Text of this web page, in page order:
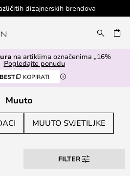
dizajnerskih brendova
na artiklima označenima „16%
Pogledajte ponudu
KOPIRATI
Muuto
MUUTO SVJETILJKE
FILTER